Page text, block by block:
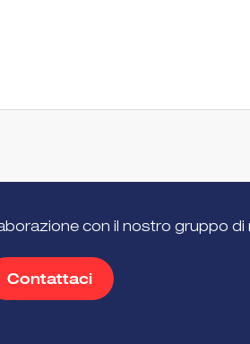
con il nostro gruppo di
Contattaci